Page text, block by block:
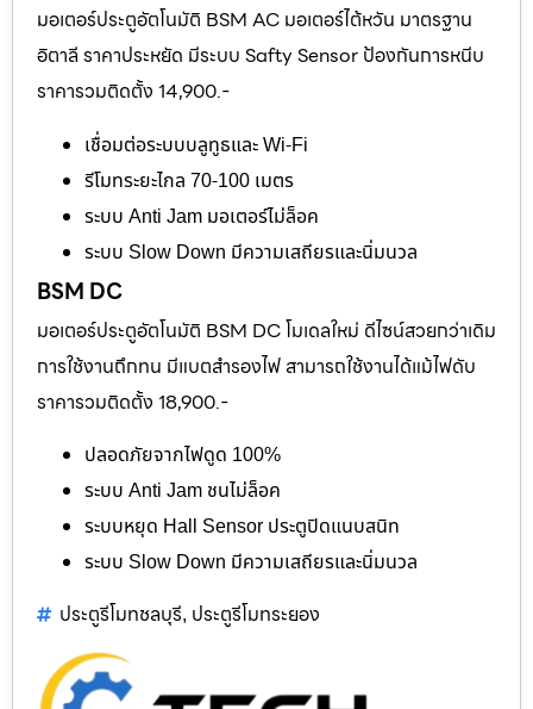
มอเตอร์ประตูอัตโนมัติ BSM AC มอเตอร์ไต้หวัน มาตรฐาน
อิตาลี ราคาประหยัด มีระบบ Safty Sensor ป้องกันการหนีบ
ราคารวมติดตั้ง 14,900.-
เชื่อมต่อระบบบลูทูธและ Wi-Fi
รีโมทระยะไกล 70-100 เมตร
ระบบ Anti Jam มอเตอร์ไม่ล็อค
ระบบ Slow Down มีความเสถียรและนิ่มนวล
BSM DC
มอเตอร์ประตูอัตโนมัติ BSM DC โมเดลใหม่ ดีไซน์สวยกว่าเดิม
การใช้งานถึกทน มีแบตสำรองไฟ สามารถใช้งานได้แม้ไฟดับ
ราคารวมติดตั้ง 18,900.-
ปลอดภัยจากไฟดูด 100%
ระบบ Anti Jam ชนไม่ล็อค
ระบบหยุด Hall Sensor ประตูปิดแนบสนิท
ระบบ Slow Down มีความเสถียรและนิ่มนวล
ประตูรีโมทชลบุรี, ประตูรีโมทระยอง